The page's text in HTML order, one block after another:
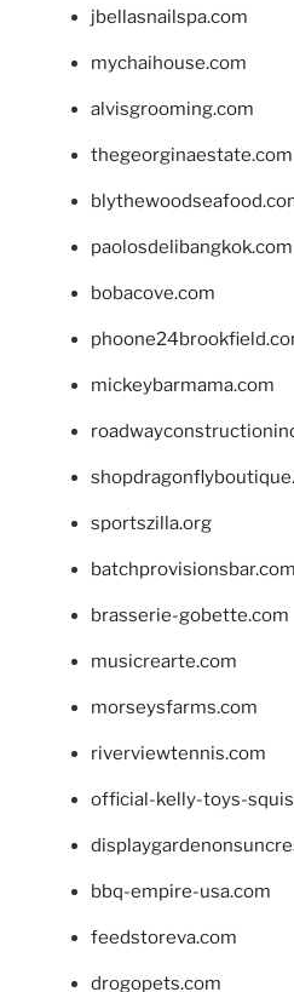
jbellasnailspa.com
mychaihouse.com
alvisgrooming.com
thegeorginaestate.com
paolosdelibangkok.com
bobacove.com
mickeybarmama.com
sportszilla.org
batchprovisionsbar.com
brasserie-gobette.com
musicrearte.com
morseysfarms.com
riverviewtennis.com
official-kelly-toys-
bbq-empire-usa.com
feedstoreva.com
drogopets.com